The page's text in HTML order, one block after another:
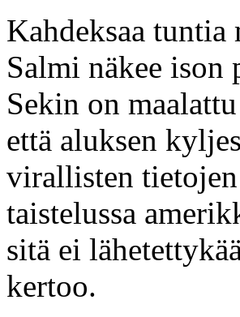
Kahdeksaa
Salmi näkee ison
Sekin on
että aluksen
virallisten
taistelussa
sitä ei
kertoo.